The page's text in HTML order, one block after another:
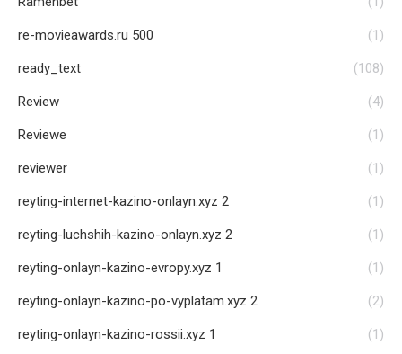
re-movieawards.ru 500 (1)
ready_text (108)
Review (4)
Reviewe (1)
reviewer (1)
reyting-internet-kazino-onlayn.xyz 2 (1)
reyting-luchshih-kazino-onlayn.xyz 2 (1)
reyting-onlayn-kazino-evropy.xyz 1 (1)
reyting-onlayn-kazino-po-vyplatam.xyz 2 (2)
reyting-onlayn-kazino-rossii.xyz 1 (1)